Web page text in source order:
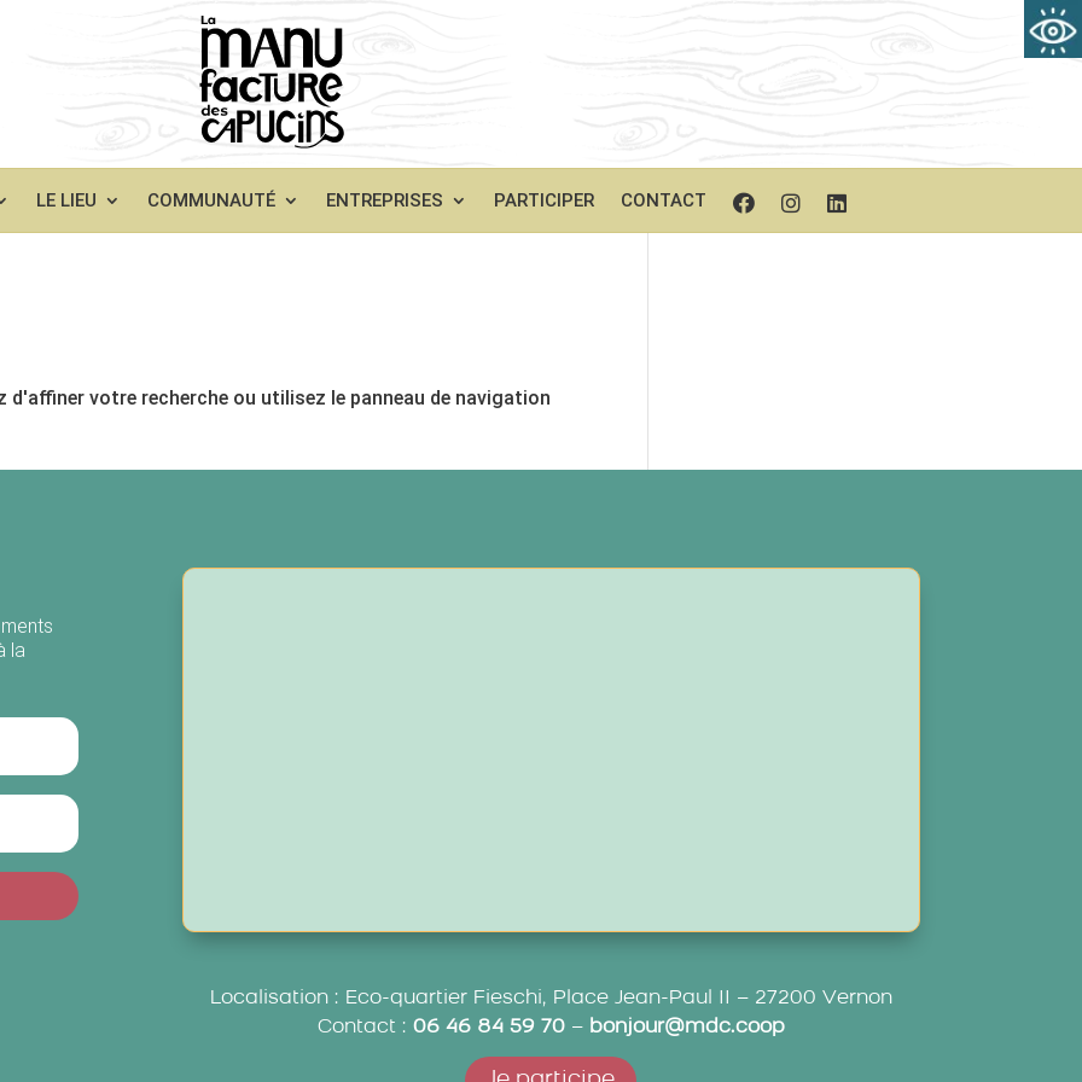
LE LIEU COMMUNAUTÉ ENTREPRISES PARTICIPER CONTACT
d'affiner votre recherche ou utilisez le panneau de navigation
la
Localisation : Eco-quartier Fieschi, Place Jean-Paul II – 27200 Vernon
Contact : 06 46 84 59 70– bonjour@mdc.coop